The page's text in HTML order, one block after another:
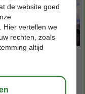
dorpje aan de
van oorsprong